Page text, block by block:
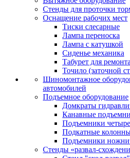
Стенды для проточки
Оснащение рабочих мест
Тиски слесарные
Лампа переноска
Лампа с катушкой
Сиденье механика
Табурет для ремонта
Точило (заточной
Шиномонтажное
автомобилей
Подъемное оборудование
Домкраты
Канавные
Подъемники
Подкатные
Подъемники
Стенды «развал-